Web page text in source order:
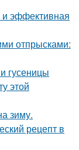
и эффективная
отпрысками:
гусеницы
этой
зиму.
рецепт в